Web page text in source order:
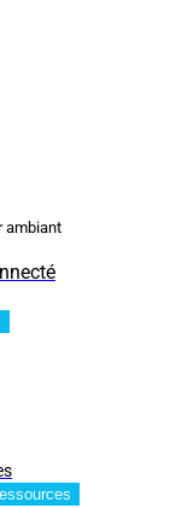
ambiant